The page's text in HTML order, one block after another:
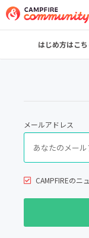
はじめ方はこち
メールアドレス
CAMPFIREのニ